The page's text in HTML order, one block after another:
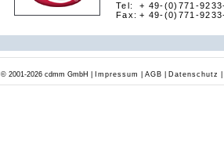
Tel:
Fax:
+ 49-(0)771-
+ 49-(0)771-
© 2001-2026 cdmm GmbH | Impressum AGB Datenschutz